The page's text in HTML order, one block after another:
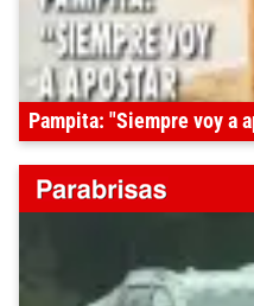
Pampita: "Siempre voy a